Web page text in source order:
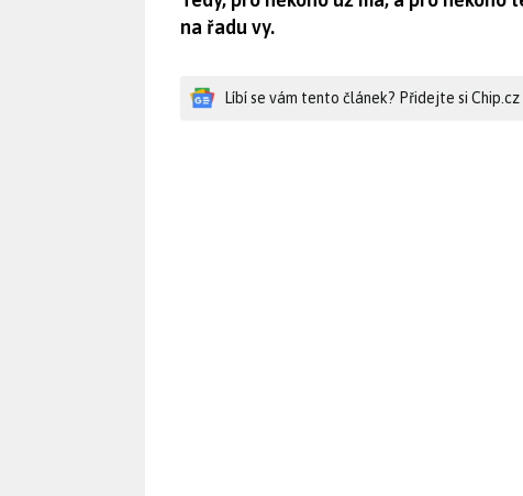
na řadu vy.
Líbí se vám tento článek? Přidejte si